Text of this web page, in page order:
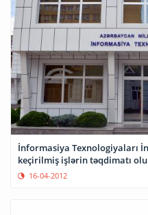
İnformasiya Texnologiyaları
keçirilmiş işlərin təqdimatı
16-04-2012